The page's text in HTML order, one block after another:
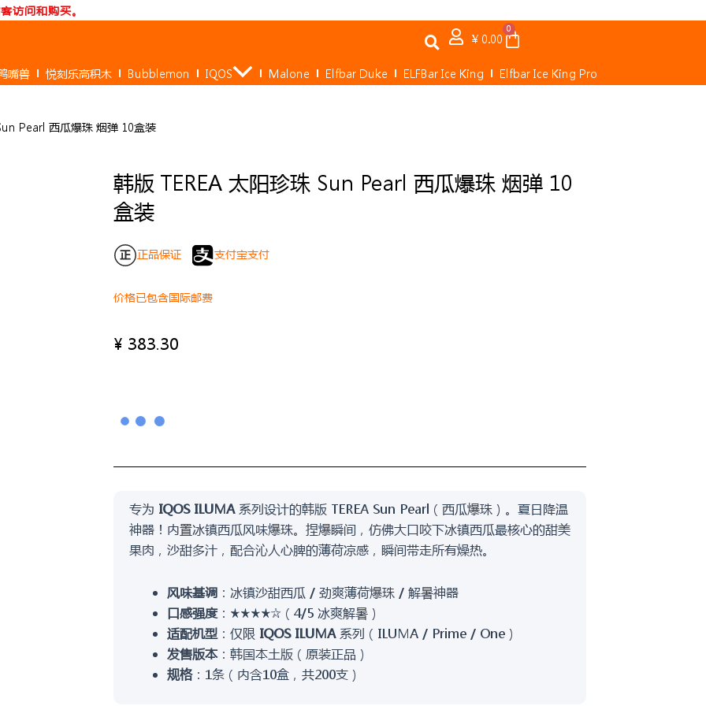
访问和购买。
¥ 0.00
0
嘴兽 悦刻乐高积木 Bubblemon IQOS Malone Elfbar Duke ELFBar Ice King Elfbar Ice King Pro
Pearl 西瓜爆珠 烟弹 10盒装
韩版 TEREA 太阳珍珠 Sun Pearl 西瓜爆珠 烟弹 10
盒装
正品保证 支付宝支付
价格已包含国际邮费
¥ 383.30
专为 IQOS ILUMA系列设计的韩版 TEREA Sun Pearl（西瓜爆珠）。夏日降温
神器！内置冰镇西瓜风味爆珠。捏爆瞬间，仿佛大口咬下冰镇西瓜最核心的甜美
果肉，沙甜多汁，配合沁人心脾的薄荷凉感，瞬间带走所有燥热。
风味基调 ：冰镇沙甜西瓜 / 劲爽薄荷爆珠 / 解暑神器
口感强度：★★★★☆（4/5 冰爽解暑）
适配机型：仅限 IQOS ILUMA系列（ILUMA / Prime / One）
发售版本：韩国本土版（原装正品）
规格：1条（内含10盒，共200支）